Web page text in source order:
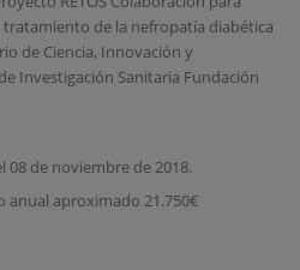
de la nefropatía diabética
de Ciencia, Innovación y
Investigación Sanitaria Fundación
08 de noviembre de 2018.
aproximado 21.750€